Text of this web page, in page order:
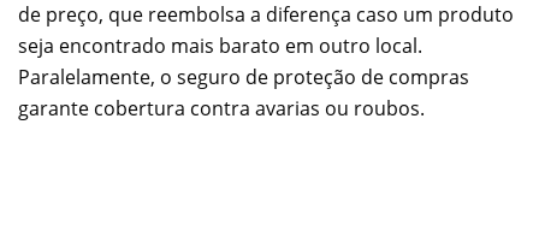
de preço, que reembolsa a diferença caso um produto
seja encontrado mais barato em outro local.
Paralelamente, o seguro de proteção de compras
garante cobertura contra avarias ou roubos.